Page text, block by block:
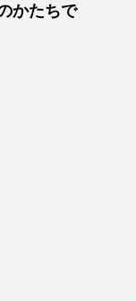
かたちで